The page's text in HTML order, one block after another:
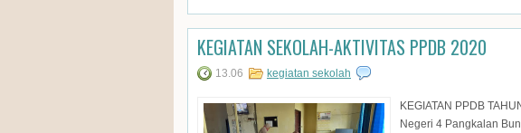
KEGIATAN SEKOLAH-AKTIVITAS PPDB 2020
13.06 kegiatan sekolah
KEGIATAN PPDB
Negeri 4 Pangkalan